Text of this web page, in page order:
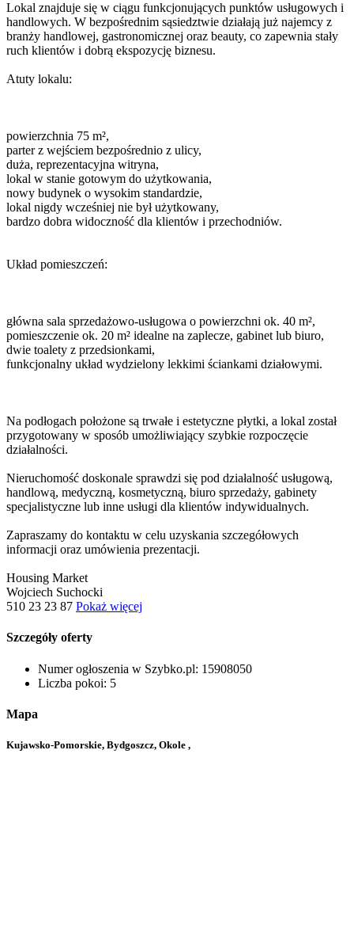
Lokal znajduje się w ciągu funkcjonujących punktów usługowych i
handlowych. W bezpośrednim sąsiedztwie działają już najemcy z
branży handlowej, gastronomicznej oraz beauty, co zapewnia stały
ruch klientów i dobrą ekspozycję biznesu.
Atuty lokalu:
powierzchnia 75 m²,
parter z wejściem bezpośrednio z ulicy,
duża, reprezentacyjna witryna,
lokal w stanie gotowym do użytkowania,
nowy budynek o wysokim standardzie,
lokal nigdy wcześniej nie był użytkowany,
bardzo dobra widoczność dla klientów i przechodniów.
Układ pomieszczeń:
główna sala sprzedażowo-usługowa o powierzchni ok. 40 m²,
pomieszczenie ok. 20 m² idealne na zaplecze, gabinet lub biuro,
dwie toalety z przedsionkami,
funkcjonalny układ wydzielony lekkimi ściankami działowymi.
Na podłogach położone są trwałe i estetyczne płytki, a lokal został
przygotowany w sposób umożliwiający szybkie rozpoczęcie
działalności.
Nieruchomość doskonale sprawdzi się pod działalność usługową,
handlową, medyczną, kosmetyczną, biuro sprzedaży, gabinety
specjalistyczne lub inne usługi dla klientów indywidualnych.
Zapraszamy do kontaktu w celu uzyskania szczegółowych
informacji oraz umówienia prezentacji.
Housing Market
Wojciech Suchocki
510 23 23 87 Pokaż więcej
Szczegóły oferty
Numer ogłoszenia w Szybko.pl: 15908050
Liczba pokoi: 5
Mapa
Kujawsko-Pomorskie, Bydgoszcz, Okole ,